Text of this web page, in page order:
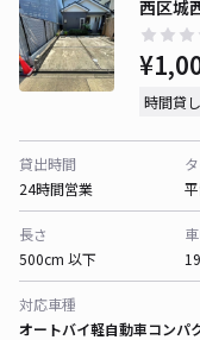
西区城
時間貸
貸出時間
24時間営業
長さ
500cm 以下
対応車種
オートバイ軽自動車コンパ